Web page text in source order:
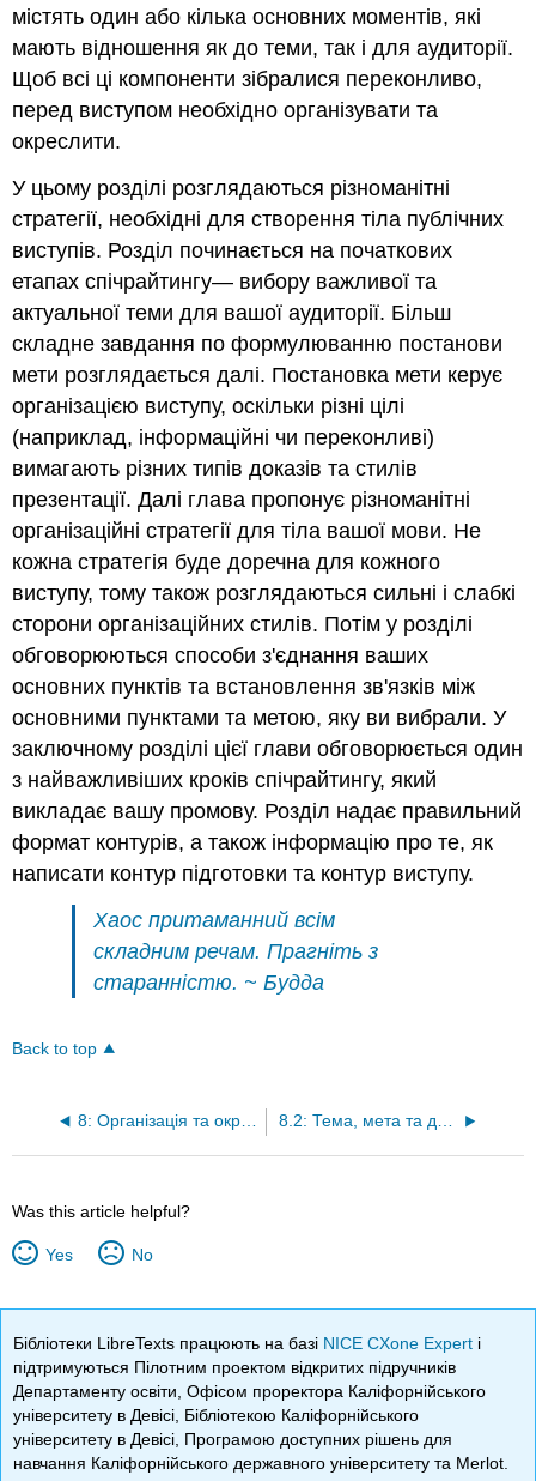
містять один або кілька основних моментів, які
мають відношення як до теми, так і для аудиторії.
Щоб всі ці компоненти зібралися переконливо,
перед виступом необхідно організувати та
окреслити.
У цьому розділі розглядаються різноманітні
стратегії, необхідні для створення тіла публічних
виступів. Розділ починається на початкових
етапах спічрайтингу— вибору важливої та
актуальної теми для вашої аудиторії. Більш
складне завдання по формулюванню постанови
мети розглядається далі. Постановка мети керує
організацією виступу, оскільки різні цілі
(наприклад, інформаційні чи переконливі)
вимагають різних типів доказів та стилів
презентації. Далі глава пропонує різноманітні
організаційні стратегії для тіла вашої мови. Не
кожна стратегія буде доречна для кожного
виступу, тому також розглядаються сильні і слабкі
сторони організаційних стилів. Потім у розділі
обговорюються способи з'єднання ваших
основних пунктів та встановлення зв'язків між
основними пунктами та метою, яку ви вибрали. У
заключному розділі цієї глави обговорюється один
з найважливіших кроків спічрайтингу, який
викладає вашу промову. Розділ надає правильний
формат контурів, а також інформацію про те, як
написати контур підготовки та контур виступу.
Хаос притаманний всім
складним речам. Прагніть з
старанністю. ~ Будда
Back to top
8: Організація та окреслення 8.2: Тема, мета та дисертація
Was this article helpful?
Yes No
Бібліотеки LibreTexts працюють на базі NICE CXone Expert і
підтримуються Пілотним проектом відкритих підручників
Департаменту освіти, Офісом проректора Каліфорнійського
університету в Девісі, Бібліотекою Каліфорнійського
університету в Девісі, Програмою доступних рішень для
навчання Каліфорнійського державного університету та Merlot.